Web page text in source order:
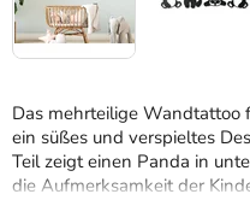
Das mehrteilige Wandtattoo
ein süßes und verspieltes
Teil zeigt einen Panda in
die Aufmerksamkeit der